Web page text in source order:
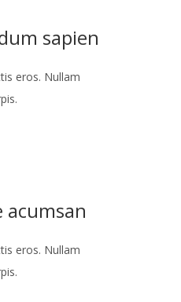
sapien
eros. Nullam
acumsan
eros. Nullam